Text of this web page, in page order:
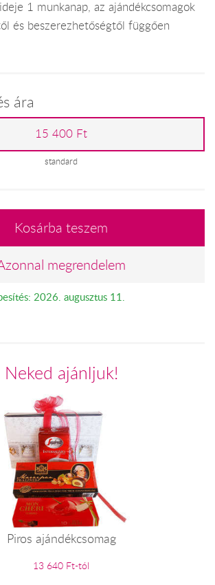
1 munkanap, az ajándékcsomagok
és beszerezhetőségtől függően
ára
15 400 Ft
standard
Kosárba teszem
megrendelem
2026. augusztus 11.
Neked ajánljuk!
Piros ajándékcsomag
13 640 Ft-tól